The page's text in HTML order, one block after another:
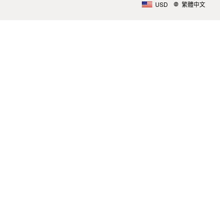
USD 繁體中文